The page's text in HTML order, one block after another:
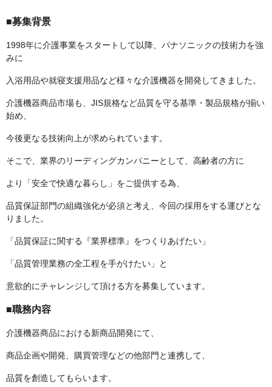
■募集背景
1998年に介護事業をスタートして以降、パナソニックの技術力を強
みに
入浴用品や就寝支援用品など様々な介護機器を開発してきました。
介護機器商品市場も、JIS規格など品質を守る基準・製品規格が揃い
始め、
今後更なる技術向上が求められています。
そこで、業界のリーディングカンパニーとして、高齢者の方に
より「安全で快適な暮らし」をご提供する為、
品質保証部門の組織強化が必須と考え、今回の採用をする運びとな
りました。
「品質保証に関する『業界標準』をつくりあげたい」
「品質管理業務の全工程を手がけたい」と
意欲的にチャレンジして頂ける方を募集しています。
■職務内容
介護機器商品における新商品開発にて、
商品企画や開発、購買管理などの他部門と連携して、
品質を創造してもらいます。